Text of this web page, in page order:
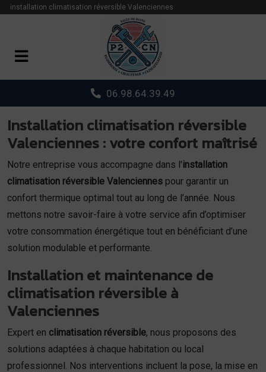
installation climatisation réversible Valenciennes
06.98.64.39.49
Installation climatisation réversible
Valenciennes : votre confort maîtrisé
Notre entreprise vous accompagne dans l'installation
climatisation réversible Valenciennes pour garantir un
confort thermique optimal tout au long de l’année. Nous
mettons notre savoir-faire à votre service afin d’optimiser
votre consommation énergétique tout en bénéficiant d’une
solution modulable et performante.
Installation et maintenance de
climatisation réversible à
Valenciennes
Expert en climatisation réversible, nous proposons des
solutions adaptées à chaque habitation ou local
professionnel. Nos interventions incluent la pose, la mise en
Panneau de gestion des cookies